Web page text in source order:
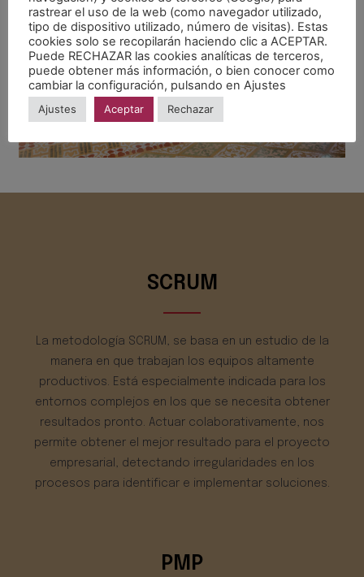
SCRUM
La metodología SCRUM, se basa en un estudio de la
manera en que trabajan los equipos altamente
productivos. Está especialmente indicada para los
entornos complejos en los que se necesita obtener
resultados pronto. Actuar colaborativamente, nos
permite obtener el mejor resultado para el proyecto
empresarial, detectando irregularidades en los
procesos para identificar e implementar soluciones.
PMP
rastrear el uso de la web (como navegador utilizado,
tipo de dispositivo utilizado, número de visitas). Estas
cookies solo se recopilarán haciendo clic a ACEPTAR.
Puede RECHAZAR las cookies analíticas de terceros,
puede obtener más información, o bien conocer como
cambiar la configuración, pulsando en Ajustes
Ajustes Aceptar Rechazar